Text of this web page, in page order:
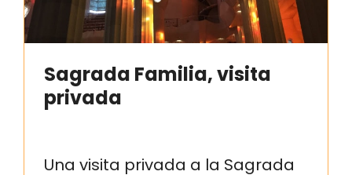
Sagrada Familia, visita
privada
Una visita privada a la Sagrada